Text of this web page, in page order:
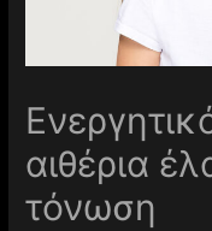
αιθέρια
τόνωση